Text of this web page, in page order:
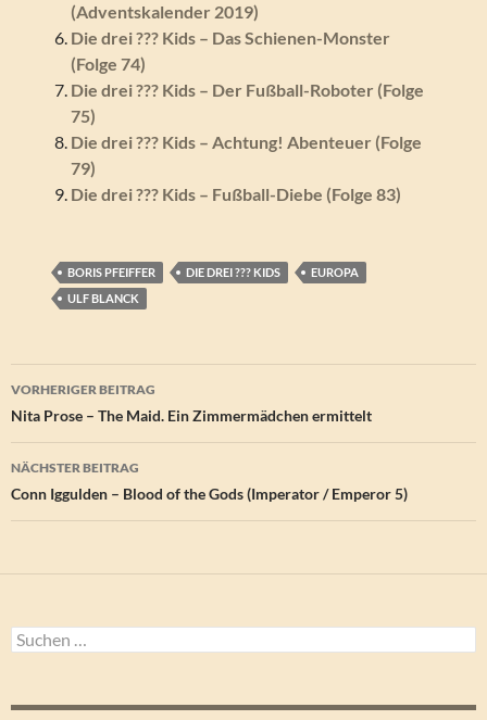
(Adventskalender 2019)
Die drei ??? Kids – Das Schienen-Monster
(Folge 74)
Die drei ??? Kids – Der Fußball-Roboter (Folge
75)
Die drei ??? Kids – Achtung! Abenteuer (Folge
79)
Die drei ??? Kids – Fußball-Diebe (Folge 83)
BORIS PFEIFFER DIE DREI ??? KIDS
EUROPA
ULF BLANCK
Beitragsnavigation
VORHERIGER BEITRAG
Nita Prose – The Maid. Ein Zimmermädchen ermittelt
NÄCHSTER BEITRAG
Conn Iggulden – Blood of the Gods (Imperator / Emperor 5)
Suchen
nach: